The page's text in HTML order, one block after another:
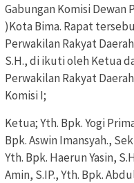
Gabungan Komisi Dewan
)Kota Bima. Rapat
Perwakilan Rakyat
S.H., di ikuti oleh Ketua
Perwakilan Rakyat
Komisi I;
Ketua; Yth. Bpk. Yogi
Bpk. Aswin Imansyah.,
Yth. Bpk. Haerun Yasin,
Amin, S.IP., Yth. Bpk.